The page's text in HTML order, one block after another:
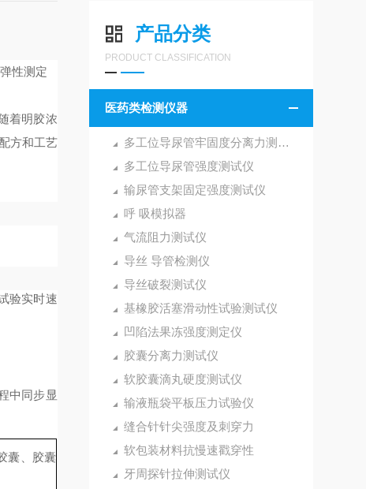
产品分类
PRODUCT CLASSIFICATION
医药类检测仪器
多工位导尿管牢固度分离力测试仪
多工位导尿管强度测试仪
输尿管支架固定强度测试仪
呼 吸模拟器
气流阻力测试仪
导丝 导管检测仪
导丝破裂测试仪
基橡胶活塞滑动性试验测试仪
凹陷法果冻强度测定仪
胶囊分离力测试仪
软胶囊滴丸硬度测试仪
输液瓶袋平板压力试验仪
缝合针针尖强度及刺穿力
软包装材料抗慢速戳穿性
牙周探针拉伸测试仪
性测定
着明胶浓
方和工艺
验实时速
中同步显
囊、胶囊